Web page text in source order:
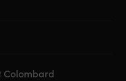
Colombard